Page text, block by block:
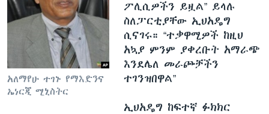
አለማየሁ ተገኑ የማእድንና
ኤነርጂ ሚኒስትር
ፖሊሲዎችን ይዟል” ይላሉ
ስለፓርቲያቸው ኢህአዴግ
ሲናገሩ። “ተቃዋሚዎች ከዚህ
አኳያ ምንም ያቀረቡት አማራጭ
እንደሌለ መራጮቻችን
ተገንዝበዋል”
ኢህአዴግ ከፍተኛ ፉክክር